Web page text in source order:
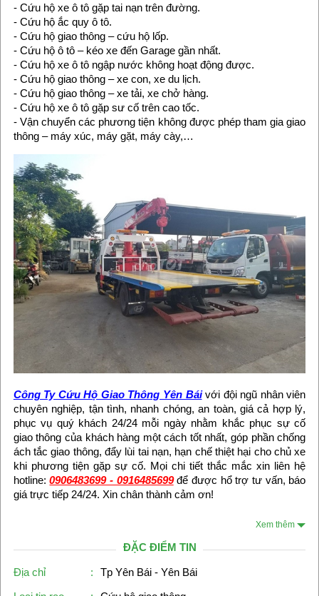
- Cứu hộ xe ô tô gặp tai nạn trên đường.
- Cứu hộ ắc quy ô tô.
- Cứu hộ giao thông – cứu hộ lốp.
- Cứu hộ ô tô – kéo xe đến Garage gần nhất.
- Cứu hộ xe ô tô ngập nước không hoạt động được.
- Cứu hộ giao thông – xe con, xe du lịch.
- Cứu hộ giao thông – xe tải, xe chở hàng.
- Cứu hộ xe ô tô gặp sư cố trên cao tốc.
- Vận chuyển các phương tiện không được phép tham gia giao
thông – máy xúc, máy gặt, máy cày,…
Công Ty Cứu Hộ Giao Thông Yên Báivới đội ngũ nhân viên
chuyên nghiệp, tận tình, nhanh chóng, an toàn, giá cả hợp lý,
phục vụ quý khách 24/24 mỗi ngày nhằm khắc phục sự cố
giao thông của khách hàng một cách tốt nhất, góp phần chống
ách tắc giao thông, đẩy lùi tai nạn, hạn chế thiệt hại cho chủ xe
khi phương tiện gặp sự cố. Mọi chi tiết thắc mắc xin liên hệ
hotline:0906483699 - 0916485699để được hổ trợ tư vấn, báo
giá trực tiếp 24/24. Xin chân thành cảm ơn!
Xem thêm
ĐẶC ĐIỂM TIN
Địa chỉ :
Tp Yên Bái - Yên Bái